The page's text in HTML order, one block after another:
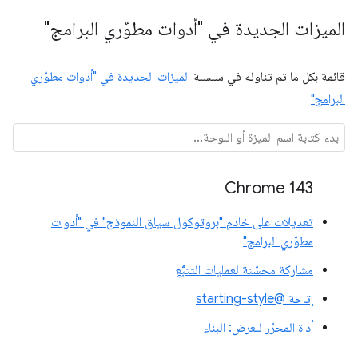
الميزات الجديدة في "أدوات مطوّري البرامج"
قائمة بكل ما تم تناوله في سلسلة الميزات الجديدة في "أدوات مطوّري
البرامج"
Chrome 143
تعديلات على خادم "بروتوكول سياق النموذج" في "أدوات
مطوّري البرامج"
مشاركة محسّنة لعمليات التتبُّع
إتاحة @starting-style
أداة المحرّر للعرض: البناء